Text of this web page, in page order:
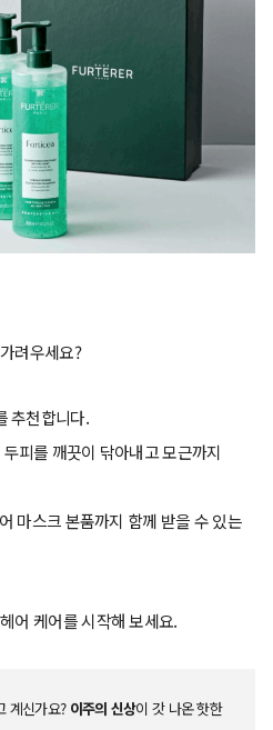
려우세요?
추천합니다.
피를 깨끗이 닦아내고 모근까지
마스크 본품까지 함께 받을 수 있는
어 케어를 시작해 보세요.
계신가요? 이주의 신상이 갓 나온 핫한